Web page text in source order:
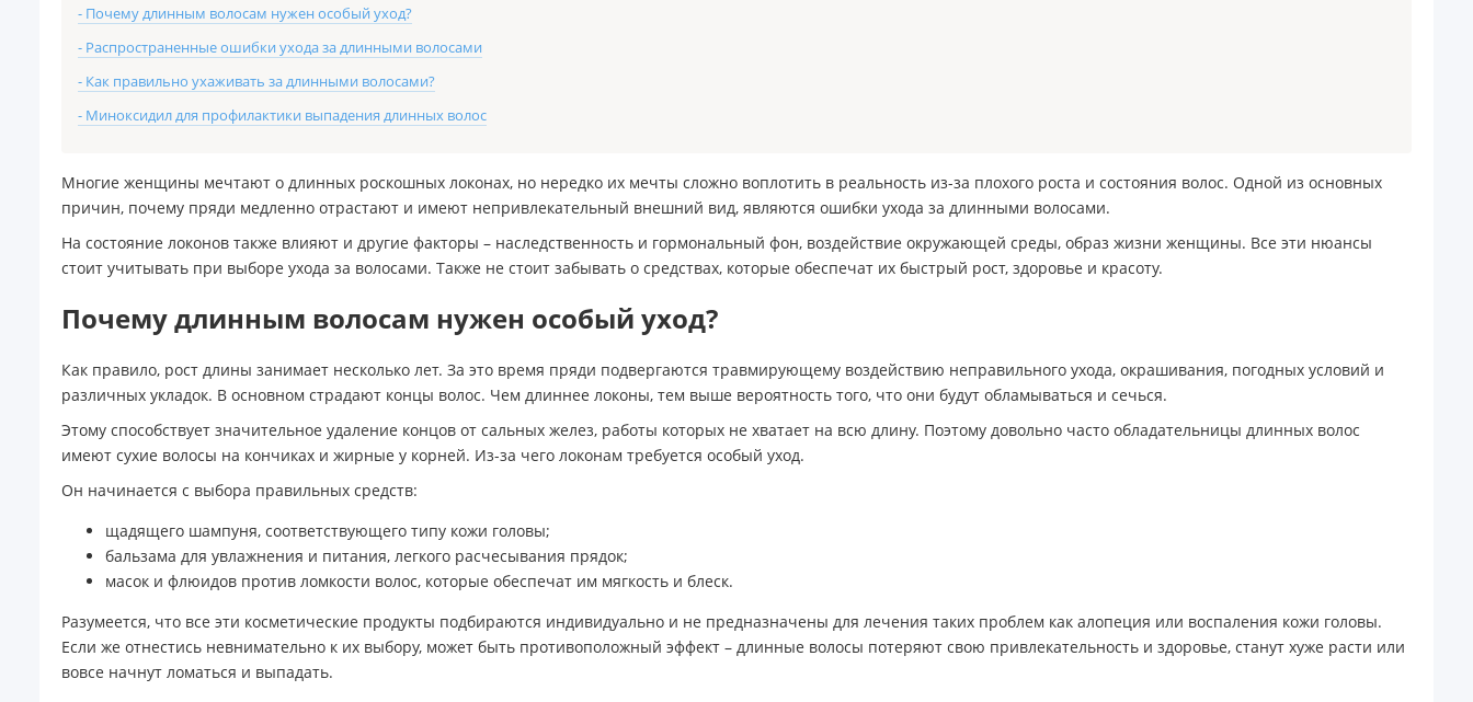
- Почему длинным волосам нужен особый уход?
- Распространенные ошибки ухода за длинными волосами
- Как правильно ухаживать за длинными волосами?
- Миноксидил для профилактики выпадения длинных волос
Многие женщины мечтают о длинных роскошных локонах, но нередко их мечты сложно воплотить в реальность из-за плохого роста и состояния волос. Одной из основных
причин, почему пряди медленно отрастают и имеют непривлекательный внешний вид, являются ошибки ухода за длинными волосами.
На состояние локонов также влияют и другие факторы – наследственность и гормональный фон, воздействие окружающей среды, образ жизни женщины. Все эти нюансы
стоит учитывать при выборе ухода за волосами. Также не стоит забывать о средствах, которые обеспечат их быстрый рост, здоровье и красоту.
Почему длинным волосам нужен особый уход?
Как правило, рост длины занимает несколько лет. За это время пряди подвергаются травмирующему воздействию неправильного ухода, окрашивания, погодных условий и
различных укладок. В основном страдают концы волос. Чем длиннее локоны, тем выше вероятность того, что они будут обламываться и сечься.
Этому способствует значительное удаление концов от сальных желез, работы которых не хватает на всю длину. Поэтому довольно часто обладательницы длинных волос
имеют сухие волосы на кончиках и жирные у корней. Из-за чего локонам требуется особый уход.
Он начинается с выбора правильных средств:
щадящего шампуня, соответствующего типу кожи головы;
бальзама для увлажнения и питания, легкого расчесывания прядок;
масок и флюидов против ломкости волос, которые обеспечат им мягкость и блеск.
Разумеется, что все эти косметические продукты подбираются индивидуально и не предназначены для лечения таких проблем как алопеция или воспаления кожи головы.
Если же отнестись невнимательно к их выбору, может быть противоположный эффект – длинные волосы потеряют свою привлекательность и здоровье, станут хуже расти или
вовсе начнут ломаться и выпадать.